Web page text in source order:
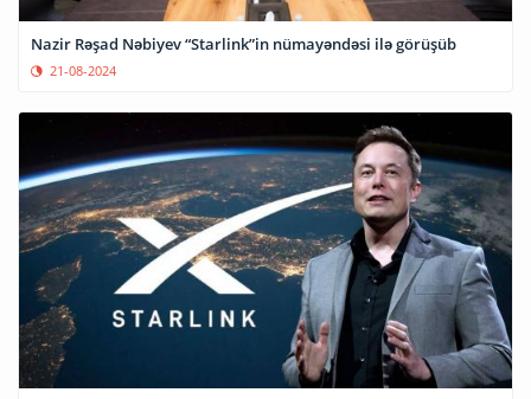
Nazir Rəşad Nəbiyev “Starlink”in nümayəndəsi ilə görüşüb
21-08-2024